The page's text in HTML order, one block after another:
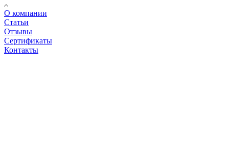
О компании
Статьи
Отзывы
Сертификаты
Контакты